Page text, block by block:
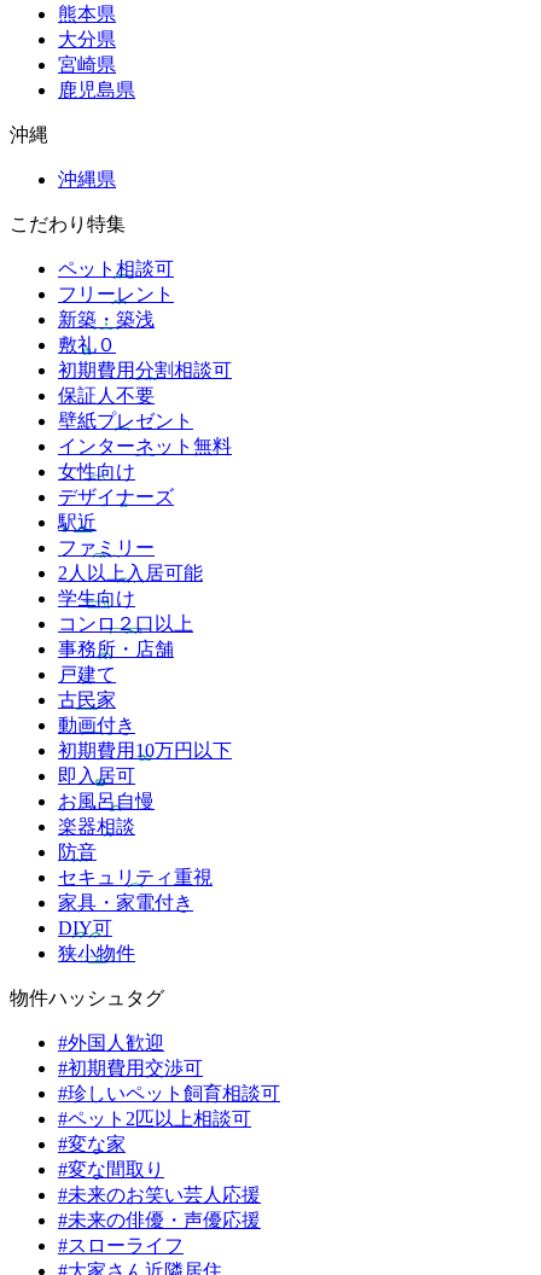
熊本県
大分県
宮崎県
鹿児島県
沖縄
沖縄県
こだわり特集
ペット相談可
フリーレント
新築・築浅
敷礼０
初期費用分割相談可
保証人不要
壁紙プレゼント
インターネット無料
女性向け
デザイナーズ
駅近
ファミリー
2人以上入居可能
学生向け
コンロ２口以上
事務所・店舗
戸建て
古民家
動画付き
初期費用10万円以下
即入居可
お風呂自慢
楽器相談
防音
セキュリティ重視
家具・家電付き
DIY可
狭小物件
物件ハッシュタグ
#外国人歓迎
#初期費用交渉可
#珍しいペット飼育相談可
#ペット2匹以上相談可
#変な家
#変な間取り
#未来のお笑い芸人応援
#未来の俳優・声優応援
#スローライフ
#大家さん近隣居住